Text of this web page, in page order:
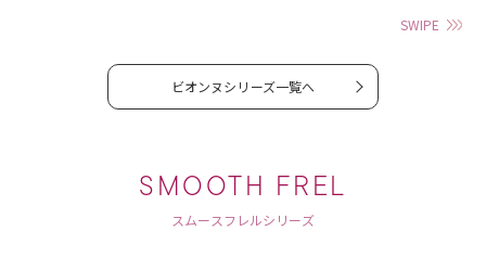
SWIPE
ビオンヌシリーズ一覧へ
SMOOTH FREL
スムースフレルシリーズ